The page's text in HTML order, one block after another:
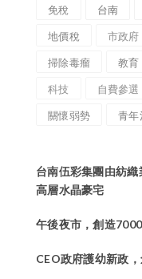
免稅 台南
地價稅 市政府
掃除毒瘤 教育
科技 自費參選
關懷弱勢 青年
台南伍彩集團由紡
高層水晶豪宅
午後夜市，創造
CEO政府護幼新政，